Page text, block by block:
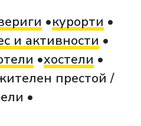
курорти
и активности
хостели
престой /